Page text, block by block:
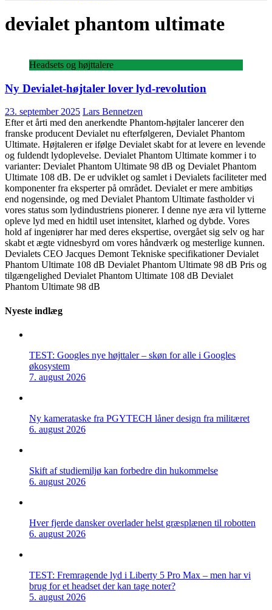
devialet phantom ultimate
Headsets og højttalere
Ny Devialet-højtaler lover lyd-revolution
23. september 2025 Lars Bennetzen
Efter et årti med den anerkendte Phantom-højtaler lancerer den
franske producent Devialet nu efterfølgeren, Devialet Phantom
Ultimate. Højtaleren er ifølge Devialet skabt for at levere en levende
og fuldendt lydoplevelse. Devialet Phantom Ultimate kommer i to
varianter: Devialet Phantom Ultimate 98 dB og Devialet Phantom
Ultimate 108 dB. De er udviklet og samlet i Devialets faciliteter med
komponenter fra eksperter på området. Devialet er mere ambitiøs
end nogensinde, og med Devialet Phantom Ultimate fastholder vi
vores status som lydindustriens pionerer. I denne nye æra vil lytterne
opleve lyd med en hidtil uset intensitet, klarhed og dybde. Vores
hold af ingeniører har med deres ekspertise, overgået sig selv og har
skabt et ægte vidnesbyrd om vores håndværk og mesterlige kunnen.
Devialets CEO Jacques Demont Tekniske specifikationer Devialet
Phantom Ultimate 108 dB Devialet Phantom Ultimate 98 dB Pris og
tilgængelighed Devialet Phantom Ultimate 108 dB Devialet
Phantom Ultimate 98 dB
Nyeste indlæg
TEST: Googles nye højttaler – skøn for alle i Googles
økosystem
7. august 2026
Ny kamerataske fra PGYTECH låner design fra militæret
6. august 2026
Skift af studiemiljø kan forbedre din hukommelse
6. august 2026
Hver fjerde dansker overlader helst græsplænen til robotten
6. august 2026
TEST: Fremragende lyd i Liberty 5 Pro Max – men har vi
brug for et headset der kan tage noter?
5. august 2026